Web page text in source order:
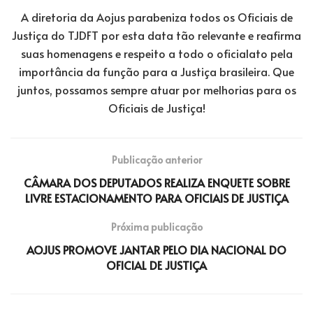
A diretoria da Aojus parabeniza todos os Oficiais de
Justiça do TJDFT por esta data tão relevante e reafirma
suas homenagens e respeito a todo o oficialato pela
importância da função para a Justiça brasileira. Que
juntos, possamos sempre atuar por melhorias para os
Oficiais de Justiça!
Publicação anterior
CÂMARA DOS DEPUTADOS REALIZA ENQUETE SOBRE
LIVRE ESTACIONAMENTO PARA OFICIAIS DE JUSTIÇA
Próxima publicação
AOJUS PROMOVE JANTAR PELO DIA NACIONAL DO
OFICIAL DE JUSTIÇA